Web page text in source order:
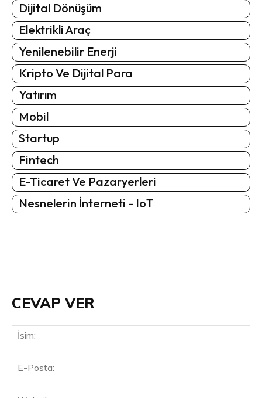
Dijital Dönüşüm
Elektrikli Araç
Yenilenebilir Enerji
Kripto Ve Dijital Para
Yatırım
Mobil
Startup
Fintech
E-Ticaret Ve Pazaryerleri
Nesnelerin İnterneti - IoT
CEVAP VER